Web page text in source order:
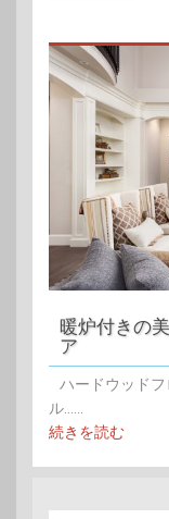
暖炉付きの
ア
ハードウッド
ル......
続きを読む